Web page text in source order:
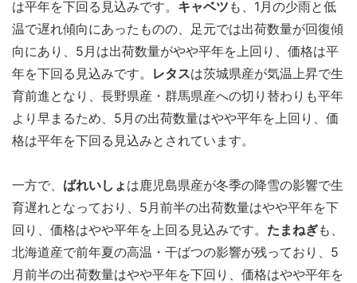
は平年を下回る見込みです。 キャベツ も、1月の少雨と低
温で遅れ傾向にあったものの、足元では出荷数量が回復傾
向にあり、5月は出荷数量がやや平年を上回り、価格は平
年を下回る見込みです。 レタスは茨城県産が気温上昇で生
育前進となり、長野県産・群馬県産への切り替わりも平年
より早まるため、5月の出荷数量はやや平年を上回り、価
格は平年を下回る見込みとされています。
一方で、 ばれいしょ は鹿児島県産が冬季の降雪の影響で生
育遅れとなっており、5月前半の出荷数量はやや平年を下
回り、価格はやや平年を上回る見込みです。 たまねぎも、
北海道産で前年夏の高温・干ばつの影響が残っており、5
月前半の出荷数量はやや平年を下回り、価格はやや平年を